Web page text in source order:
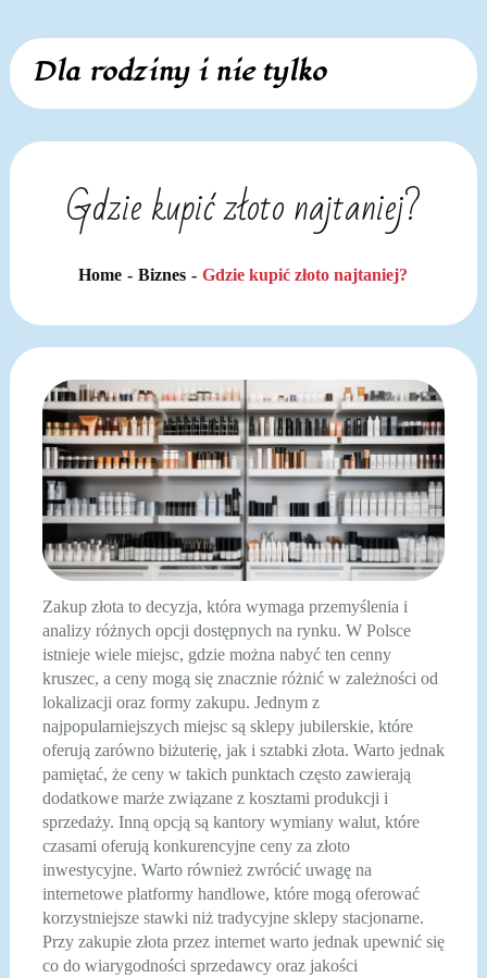
Skip
content
Dla rodziny i nie tylko
Gdzie kupić złoto najtaniej?
Home Biznes Gdzie kupić złoto najtaniej?
Zakup złota to decyzja, która wymaga przemyślenia i
analizy różnych opcji dostępnych na rynku. W Polsce
istnieje wiele miejsc, gdzie można nabyć ten cenny
kruszec, a ceny mogą się znacznie różnić w zależności od
lokalizacji oraz formy zakupu. Jednym z
najpopularniejszych miejsc są sklepy jubilerskie, które
oferują zarówno biżuterię, jak i sztabki złota. Warto jednak
pamiętać, że ceny w takich punktach często zawierają
dodatkowe marże związane z kosztami produkcji i
sprzedaży. Inną opcją są kantory wymiany walut, które
czasami oferują konkurencyjne ceny za złoto
inwestycyjne. Warto również zwrócić uwagę na
internetowe platformy handlowe, które mogą oferować
korzystniejsze stawki niż tradycyjne sklepy stacjonarne.
Przy zakupie złota przez internet warto jednak upewnić się
co do wiarygodności sprzedawcy oraz jakości